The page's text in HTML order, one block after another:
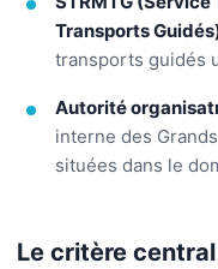
Transports
transports guidés
Autorité
interne des
situées dans le
Le critère